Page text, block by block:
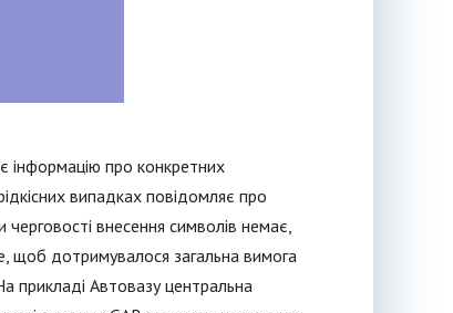
інформацію про конкретних
випадках повідомляє про
внесення символів немає,
щоб дотримувалося загальна вимога
прикладі Автовазу центральна